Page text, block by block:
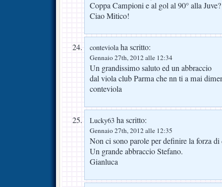
Coppa Campioni e al gol al 90° alla Juve?
Ciao Mitico!
conteviolaha scritto:
Gennaio 27th, 2012 alle 12:34
Un grandissimo saluto ed un abbraccio
dal viola club Parma che nn ti a mai
conteviola
Lucky63 ha scritto:
Gennaio 27th, 2012 alle 12:35
Non ci sono parole per definire la forza di
Un grande abbraccio Stefano.
Gianluca